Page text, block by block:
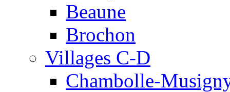
Beaune
Brochon
Villages C-D
Chambolle-